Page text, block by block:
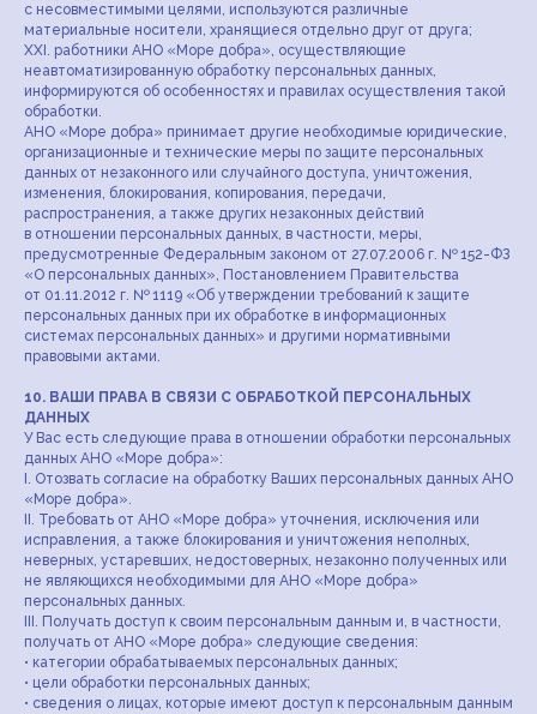
с несовместимыми целями, используются различные
материальные носители, хранящиеся отдельно друг от друга;
XXI. работники АНО «Море добра», осуществляющие
неавтоматизированную обработку персональных данных,
информируются об особенностях и правилах осуществления такой
обработки.
АНО «Море добра» принимает другие необходимые юридические,
организационные и технические меры по защите персональных
данных от незаконного или случайного доступа, уничтожения,
изменения, блокирования, копирования, передачи,
распространения, а также других незаконных действий
в отношении персональных данных, в частности, меры,
предусмотренные Федеральным законом от 27.07.2006 г. № 152-ФЗ
«О персональных данных», Постановлением Правительства
от 01.11.2012 г. № 1119 «Об утверждении требований к защите
персональных данных при их обработке в информационных
системах персональных данных» и другими нормативными
правовыми актами.
10. ВАШИ ПРАВА В СВЯЗИ С ОБРАБОТКОЙ ПЕРСОНАЛЬНЫХ
ДАННЫХ
У Вас есть следующие права в отношении обработки персональных
данных АНО «Море добра»:
I. Отозвать согласие на обработку Ваших персональных данных АНО
«Море добра».
II. Требовать от АНО «Море добра» уточнения, исключения или
исправления, а также блокирования и уничтожения неполных,
неверных, устаревших, недостоверных, незаконно полученных или
не являющихся необходимыми для АНО «Море добра»
персональных данных.
III. Получать доступ к своим персональным данным и, в частности,
получать от АНО «Море добра» следующие сведения:
• категории обрабатываемых персональных данных;
• цели обработки персональных данных;
• сведения о лицах, которые имеют доступ к персональным данным